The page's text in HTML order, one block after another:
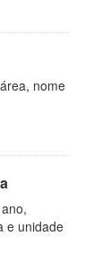
nome
e unidade